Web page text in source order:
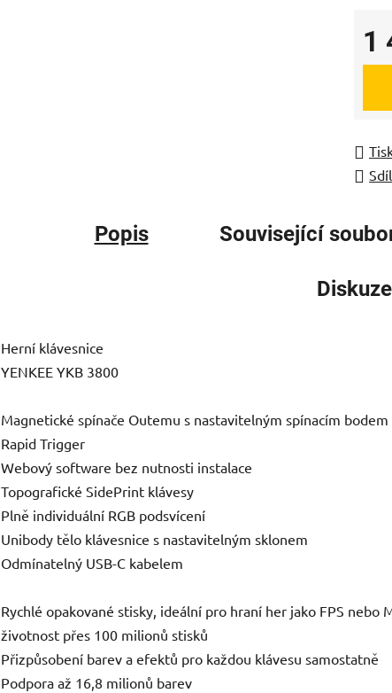
1
Popis Související
Diskuze
Herní klávesnice
YENKEE YKB 3800
Magnetické spínače Outemu s nastavitelným spínacím bodem
Rapid Trigger
Webový software bez nutnosti instalace
Topografické SidePrint klávesy
Plně individuální RGB podsvícení
Unibody tělo klávesnice s nastavitelným sklonem
Odmínatelný USB-C kabelem
Rychlé opakované stisky, ideální pro hraní her jako FPS nebo
životnost přes 100 milionů stisků
Přizpůsobení barev a efektů pro každou klávesu samostatně
Podpora až 16,8 milionů barev